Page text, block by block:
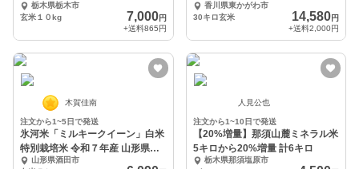
精米無料サービス
栃木県栃木市
玄米１０kg
7,000円
+送料865円
香川県東かがわ市
30キロ玄米
14,580円
+送料2,000円
木賀佳南
注文から1~5日で発送
氷河米「ミルキークイーン」白米
特別栽培米 令和７年産 山形県庄
内産山形県酒田市
人見公也
注文から1~10日で発送
【20%増量】那須山麓ミネラル米
5キロから20%増量 計6キロ
栃木県那須塩原市